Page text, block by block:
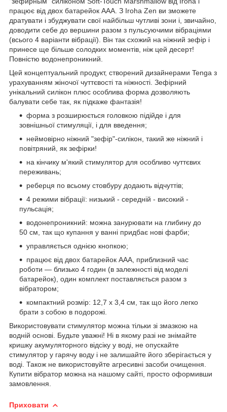
працює від двох батарейок ААА. З Iroha Zen ви зможете
дратувати і збуджувати свої найбільш чутливі зони і, звичайно,
доводити себе до вершини разом з пульсуючими вібраціями
(всього 4 варіанти вібрації). Він так схожий на ніжний зефір і
принесе ще більше солодких моментів, ніж цей десерт!
Повністю водонепроникний.
Цей концептуальний продукт, створений дизайнерами Tenga з
урахуванням жіночої чуттєвості та ніжності. Зефірний
унікальний силікон плюс особлива форма дозволяють
балувати себе так, як підкаже фантазія!
форма з розширюється головкою підійде і для
зовнішньої стимуляції, і для введення;
неймовірно ніжний "зефір"-силікон, такий же ніжний і
повітряний, як зефірки!
на кінчику м'який стимулятор для особливо чуттєвих
переживань;
реберця по всьому стовбуру додають відчуттів;
4 режими вібрації: низький - середній - високий -
пульсація;
водонепроникний: можна занурювати на глибину до
50 см, так що купання у ванні придбає нові фарби;
управляється однією кнопкою;
працює від двох батарейок ААА, приблизний час
роботи — близько 4 годин (в залежності від моделі
батарейок), один комплект поставляється разом з
вібратором;
компактний розмір: 12,7 х 3,4 см, так що його легко
брати з собою в подорожі.
Використовувати стимулятор можна тільки зі змазкою на
водній основі. Будьте уважні! Ні в якому разі не знімайте
кришку акумуляторного відсіку у воді, не опускайте
стимулятор у гарячу воду і не залишайте його зберігається у
воді. Також не використовуйте агресивні засоби очищення.
Купити вібратор можна на нашому сайті, просто оформивши
замовлення.
Приховати